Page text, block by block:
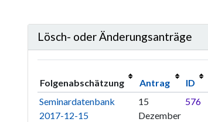
Lösch- oder Änderungsanträge
Folgenabschätzung Antrag ID
Seminardatenbank
2017-12-15
15
Dezember
576